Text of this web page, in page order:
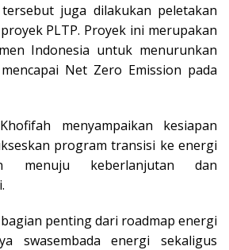
juga dilakukan peletakan
PLTP. Proyek ini merupakan
Indonesia untuk menurunkan
Net Zero Emission pada
menyampaikan kesiapan
program transisi ke energi
menuju keberlanjutan dan
bagian penting dari roadmap energi
swasembada energi sekaligus